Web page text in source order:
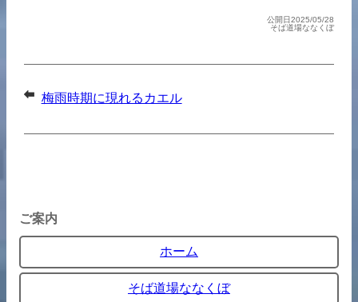
公開日2025/05/28
そば道場ななくぼ
梅雨時期に現れるカエル
ご案内
ホーム
そば道場ななくぼ